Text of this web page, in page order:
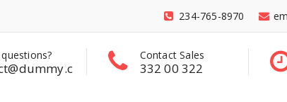
234-765-8970
Contact Sales
332 00 322
Contact Sales
332 00 322